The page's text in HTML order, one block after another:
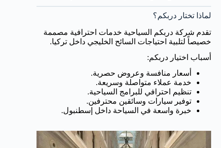
لماذا تختار دربكم؟
تقدم شركة دربكم السياحية خدمات احترافية مصممة
خصيصاً لتلبية احتياجات السائح الخليجي داخل تركيا.
أسباب اختيار دربكم:
أسعار منافسة وعروض حصرية.
خدمة عملاء متواصلة وسريعة.
تنظيم احترافي للبرامج السياحية.
توفير سيارات وسائقين محترفين.
خبرة واسعة في السياحة داخل إسطنبول.